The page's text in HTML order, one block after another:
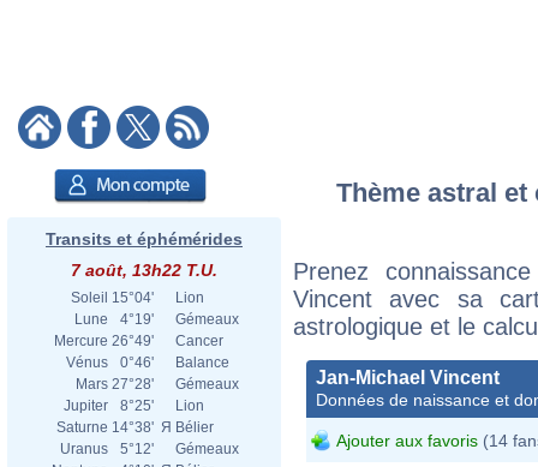
Transits et éphémérides
7 août, 13h22 T.U.
Soleil 15°04'
Lion
Lune
4°19'
Gémeaux
Mercure 26°49'
Cancer
Vénus
0°46'
Balance
Mars 27°28'
Gémeaux
Jupiter
8°25'
Lion
Saturne 14°38' Я Bélier
Uranus
5°12'
Gémeaux
Thème astral et
Prenez
Vincent avec sa
astrologique et le
Jan-Michael Vincent
Données de naissance et
Ajouter aux favoris (14